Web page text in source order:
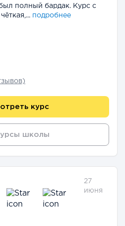
полный бардак. Курс с
подробнее
курс
школы
27
июня